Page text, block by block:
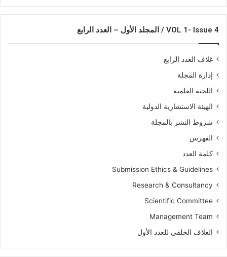
VOL 1- Issue 4 / المجلد الأول – العدد الرابع
غلاف العدد الرابع
إدارة المجلة
اللجنة العلمية
الهيئة الاستشارية الدولية
شروط النشر بالمجلة
الفهرس
كلمة العدد
Submission Ethics & Guidelines
Research & Consultancy
Scientific Committee
Management Team
الغلاف الخلفي للعدد الأول